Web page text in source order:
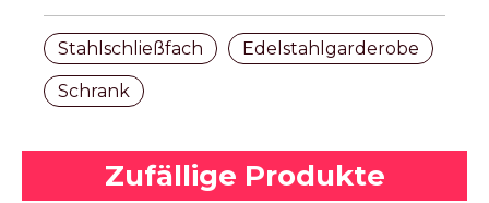
Stahlschließfach Edelstahlgarderobe
Schrank
Zufällige Produkte